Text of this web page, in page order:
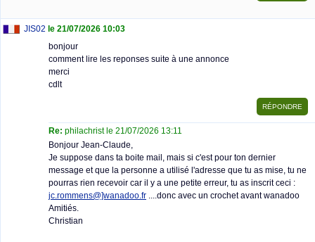
JIS02 le 21/07/2026 10:03
bonjour
comment lire les reponses suite à une annonce
merci
cdlt
Re: philachrist le 21/07/2026 13:11
Bonjour Jean-Claude,
Je suppose dans ta boite mail, mais si c'est pour ton dernier
message et que la personne a utilisé l'adresse que tu as mise, tu ne
pourras rien recevoir car il y a une petite erreur, tu as inscrit ceci :
jc.rommens@]wanadoo.fr ....donc avec un crochet avant wanadoo
Amitiés.
Christian